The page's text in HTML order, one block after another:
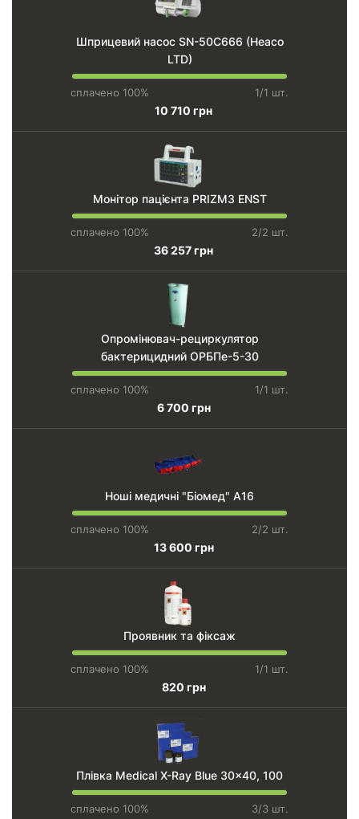
Шприцевий насос SN-50C666 (Heaco
LTD)
сплачено 100% 1/1 шт.
10 710 грн
Монітор пацієнта PRIZM3 ENST
сплачено 100% 2/2 шт.
36 257 грн
Опромінювач-рециркулятор
бактерицидний ОРБПе-5-30
сплачено 100% 1/1 шт.
6 700 грн
Ноші медичні "Біомед" А16
сплачено 100% 2/2 шт.
13 600 грн
Проявник та фіксаж
сплачено 100% 1/1 шт.
820 грн
Плівка Medical X-Ray Blue 30x40, 100
сплачено 100% 3/3 шт.